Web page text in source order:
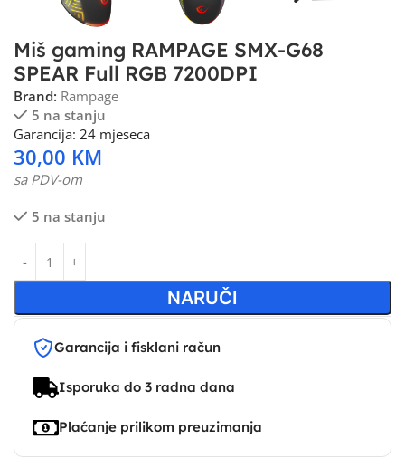
Miš gaming RAMPAGE SMX-G68
SPEAR Full RGB 7200DPI
Brand: Rampage
5 na stanju
Garancija: 24 mjeseca
30,00 KM
sa PDV-om
5 na stanju
NARUČI
Garancija i fisklani račun
Isporuka do 3 radna dana
Plaćanje prilikom preuzimanja